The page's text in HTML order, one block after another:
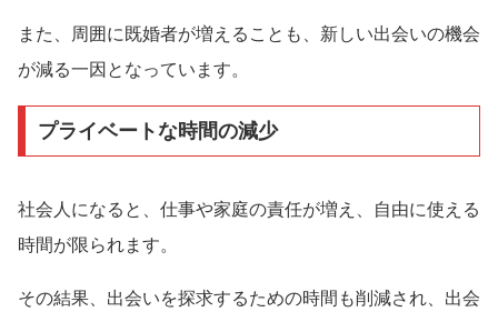
また、周囲に既婚者が増えることも、新しい出会いの機会
が減る一因となっています。
プライベートな時間の減少
社会人になると、仕事や家庭の責任が増え、自由に使える
時間が限られます。
その結果、出会いを探求するための時間も削減され、出会